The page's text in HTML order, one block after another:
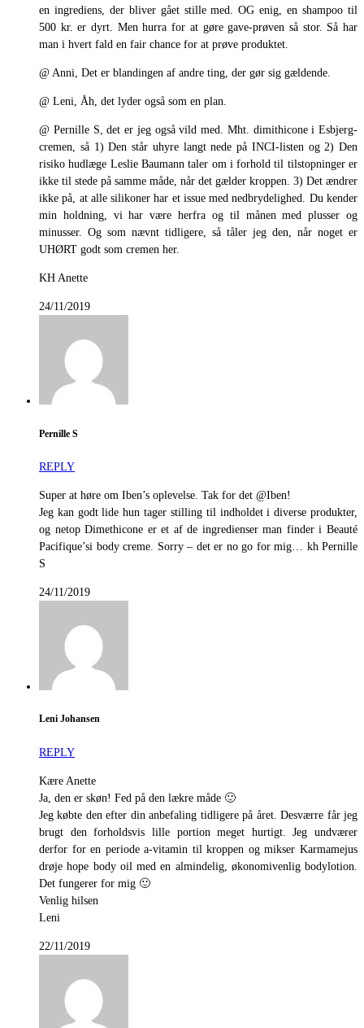
en ingrediens, der bliver gået stille med. OG enig, en shampoo til
500 kr. er dyrt. Men hurra for at gøre gave-prøven så stor. Så har
man i hvert fald en fair chance for at prøve produktet.
@ Anni, Det er blandingen af andre ting, der gør sig gældende.
@ Leni, Åh, det lyder også som en plan.
@ Pernille S, det er jeg også vild med. Mht. dimithicone i Esbjerg-
cremen, så 1) Den står uhyre langt nede på INCI-listen og 2) Den
risiko hudlæge Leslie Baumann taler om i forhold til tilstopninger er
ikke til stede på samme måde, når det gælder kroppen. 3) Det ændrer
ikke på, at alle silikoner har et issue med nedbrydelighed. Du kender
min holdning, vi har være herfra og til månen med plusser og
minusser. Og som nævnt tidligere, så tåler jeg den, når noget er
UHØRT godt som cremen her.
KH Anette
24/11/2019
Pernille S
REPLY
Super at høre om Iben’s oplevelse. Tak for det @Iben!
Jeg kan godt lide hun tager stilling til indholdet i diverse produkter,
og netop Dimethicone er et af de ingredienser man finder i Beauté
Pacifique’si body creme. Sorry – det er no go for mig… kh Pernille
S
24/11/2019
Leni Johansen
REPLY
Kære Anette
Ja, den er skøn! Fed på den lækre måde 🙂
Jeg købte den efter din anbefaling tidligere på året. Desværre får jeg
brugt den forholdsvis lille portion meget hurtigt. Jeg undværer
derfor for en periode a-vitamin til kroppen og mikser Karmamejus
drøje hope body oil med en almindelig, økonomivenlig bodylotion.
Det fungerer for mig 🙂
Venlig hilsen
Leni
22/11/2019